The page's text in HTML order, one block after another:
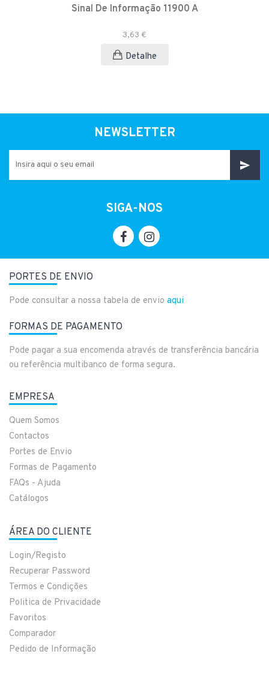
Sinal De Informação 11900 A
3,63 €
Detalhe
NEWSLETTER
SIGA-NOS
PORTES DE ENVIO
Pode consultar a nossa tabela de envio aqui
FORMAS DE PAGAMENTO
Pode pagar a sua encomenda através de transferência bancária
ou referência multibanco de forma segura.
EMPRESA
Quem Somos
Contactos
Portes de Envio
Formas de Pagamento
FAQs - Ajuda
Catálogos
ÁREA DO CLIENTE
Login/Registo
Recuperar Password
Termos e Condições
Politica de Privacidade
Favoritos
Comparador
Pedido de Informação